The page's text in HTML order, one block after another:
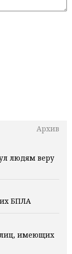
Архив
людям веру
БПЛА
лиц, имеющих